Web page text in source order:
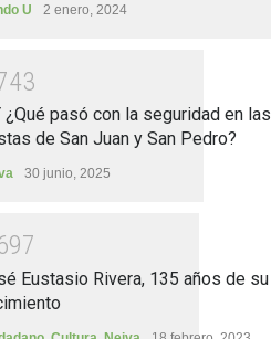
U 2 enero, 2024
43
¿Qué pasó con la seguridad en las
de San Juan y San Pedro?
30 junio, 2025
97
Eustasio Rivera, 135 años de su